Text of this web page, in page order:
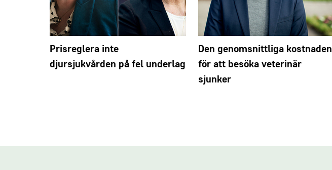
Prisreglera inte
djursjukvården på fel underlag
Den genomsnittliga kostnaden
för att besöka veterinär
sjunker